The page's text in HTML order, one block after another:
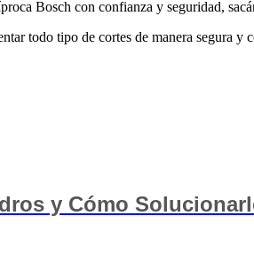
Bosch con confianza y seguridad,
todo tipo de cortes de manera segura
y Cómo